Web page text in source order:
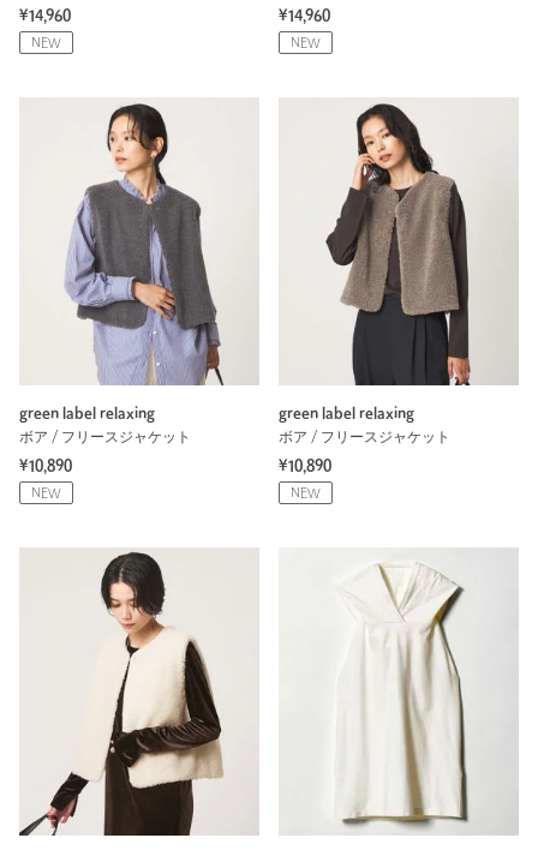
¥14,960
NEW
¥14,960
NEW
green label relaxing
ボア / フリースジャケット
¥10,890
NEW
green label relaxing
ボア / フリースジャケット
¥10,890
NEW